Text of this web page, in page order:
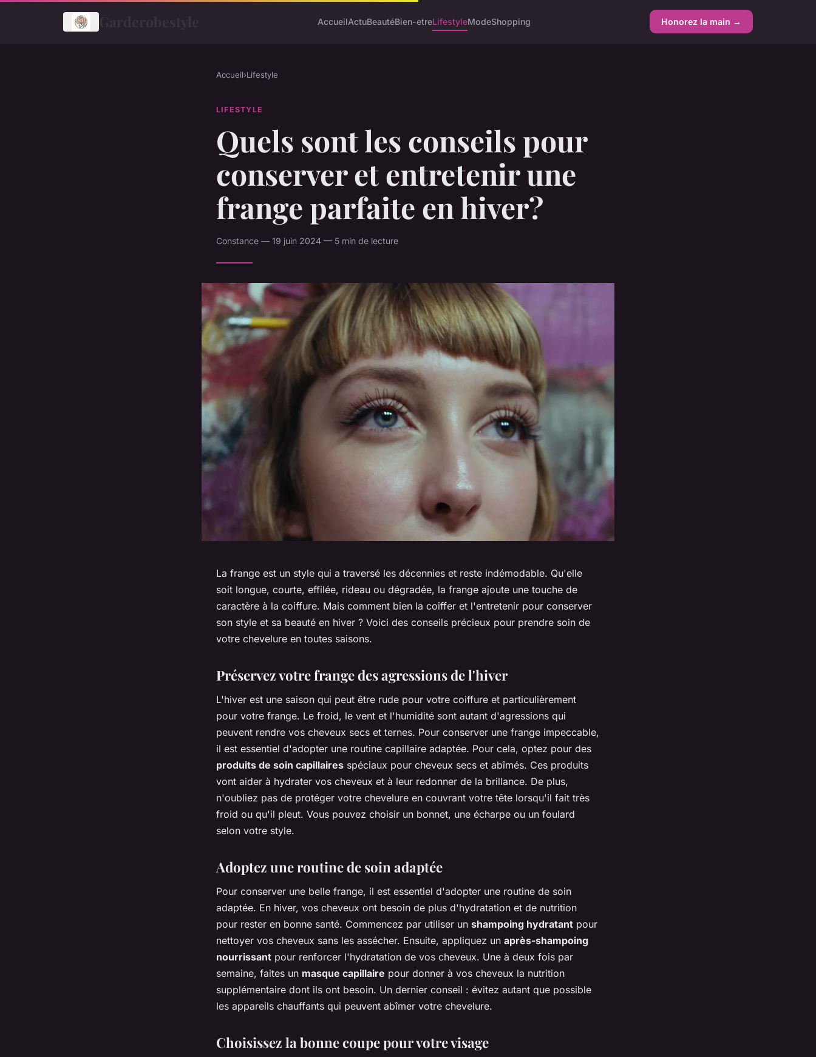
AccueilActuBeautéBien-etreLifestyleModeShopping Honorez la main →
Accueil›Lifestyle
LIFESTYLE
Quels sont les conseils pour
conserver et entretenir une
frange parfaite en hiver?
Constance — 19 juin 2024 — 5 min de lecture
La frange est un style qui a traversé les décennies et reste indémodable. Qu'elle
soit longue, courte, effilée, rideau ou dégradée, la frange ajoute une touche de
caractère à la coiffure. Mais comment bien la coiffer et l'entretenir pour conserver
son style et sa beauté en hiver ? Voici des conseils précieux pour prendre soin de
votre chevelure en toutes saisons.
Préservez votre frange des agressions de l'hiver
L'hiver est une saison qui peut être rude pour votre coiffure et particulièrement
pour votre frange. Le froid, le vent et l'humidité sont autant d'agressions qui
peuvent rendre vos cheveux secs et ternes. Pour conserver une frange impeccable,
il est essentiel d'adopter une routine capillaire adaptée. Pour cela, optez pour des
produits de soin capillaires spéciaux pour cheveux secs et abîmés. Ces produits
vont aider à hydrater vos cheveux et à leur redonner de la brillance. De plus,
n'oubliez pas de protéger votre chevelure en couvrant votre tête lorsqu'il fait très
froid ou qu'il pleut. Vous pouvez choisir un bonnet, une écharpe ou un foulard
selon votre style.
Adoptez une routine de soin adaptée
Pour conserver une belle frange, il est essentiel d'adopter une routine de soin
adaptée. En hiver, vos cheveux ont besoin de plus d'hydratation et de nutrition
pour rester en bonne santé. Commencez par utiliser un shampoing hydratant pour
nettoyer vos cheveux sans les assécher. Ensuite, appliquez un après-shampoing
nourrissant pour renforcer l'hydratation de vos cheveux. Une à deux fois par
semaine, faites un masque capillaire pour donner à vos cheveux la nutrition
supplémentaire dont ils ont besoin. Un dernier conseil : évitez autant que possible
les appareils chauffants qui peuvent abîmer votre chevelure.
Choisissez la bonne coupe pour votre visage